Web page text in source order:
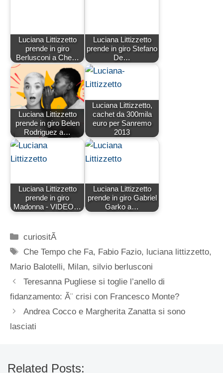
Luciana Littizzetto
prende in giro
Berlusconi a Che…
Luciana Littizzetto
prende in giro Stefano
De…
Luciana Littizzetto
prende in giro Belen
Rodriguez a…
Luciana Littizzetto,
cachet da 300mila
euro per Sanremo
2013
Luciana Littizzetto
prende in giro
Madonna - VIDEO…
Luciana Littizzetto
prende in giro Gabriel
Garko a…
Categorie
curiositÃ
Tag
Che Tempo che Fa, Fabio Fazio, luciana littizzetto,
Mario Balotelli, Milan, silvio berlusconi
Teresanna Pugliese si toglie l’anello di
fidanzamento: Ã¨ crisi con Francesco Monte?
Andrea Cocco e Margherita Zanatta si sono
lasciati
Related Posts: